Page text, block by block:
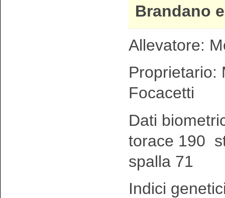
Brandano
Allevatore:
Proprietario:
Focacetti
Dati
torace 190
spalla 71
Indici